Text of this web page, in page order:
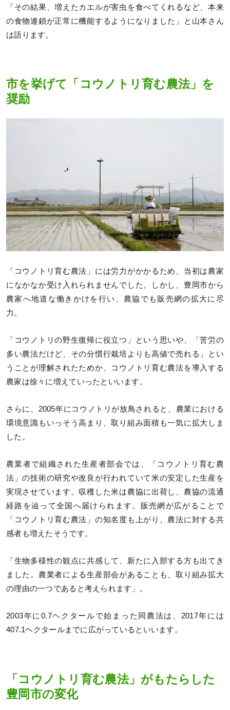
「その結果、増えたカエルが害虫を食べてくれるなど、本来
の食物連鎖が正常に機能するようになりました」と山本さん
は語ります。
市を挙げて「コウノトリ育む農法」を
奨励
「コウノトリ育む農法」には労力がかかるため、当初は農家
になかなか受け入れられませんでした。しかし、豊岡市から
農家へ地道な働きかけを行い、農協でも販売網の拡大に尽
力。
「コウノトリの野生復帰に役立つ」という思いや、「苦労の
多い農法だけど、その分慣行栽培よりも高値で売れる」とい
うことが理解されたためか、コウノトリ育む農法を導入する
農家は徐々に増えていったといいます。
さらに、2005年にコウノトリが放鳥されると、農業における
環境意識もいっそう高まり、取り組み面積も一気に拡大しま
した。
農業者で組織された生産者部会では、「コウノトリ育む農
法」の技術の研究や改良が行われていて米の安定した生産を
実現させています。収穫した米は農協に出荷し、農協の流通
経路を辿って全国へ届けられます。販売網が広がることで
「コウノトリ育む農法」の知名度も上がり、農法に対する共
感者も増えたそうです。
「生物多様性の観点に共感して、新たに入部する方も出てき
ました。農業者による生産部会があることも、取り組み拡大
の理由の一つであると考えられます」。
2003年に0.7ヘクタールで始まった同農法は、2017年には
407.1ヘクタールまでに広がっているといいます。
「コウノトリ育む農法」がもたらした
豊岡市の変化